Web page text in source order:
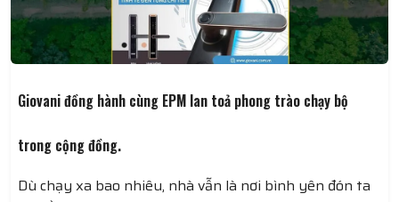
Giovani đồng hành cùng EPM lan toả phong trào chạy bộ
trong cộng đồng.
Dù chạy xa bao nhiêu, nhà vẫn là nơi bình yên đón ta